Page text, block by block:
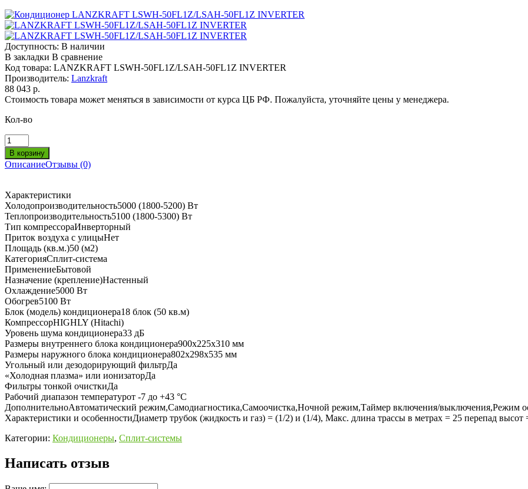
Доступность: В наличии
В закладки В сравнение
Код товара: LANZKRAFT LSWH-50FL1Z/LSAH-50FL1Z INVERTER
Производитель: Lanzkraft
88 043 р.
Стоимость товара может меняться в зависимости от курса ЦБ РФ. Пожалуйста, уточняйте цены у менеджера.
Кол-во
ОписаниеОтзывы (0)
Характеристики
Холодопроизводительность5000 (1800-5200) Вт
Теплопроизводительность5100 (1800-5300) Вт
Тип компрессораИнверторный
Приток воздуха с улицыНет
Площадь (кв.м.)50 (м2)
КатегорияСплит-система
ПрименениеБытовой
Назначение (крепление)Настенный
Охлаждение5000 Вт
Обогрев5100 Вт
Блок (модель) кондиционера18 блок (50 кв.м)
КомпрессорHIGHLY (Hitachi)
Уровень шума кондиционера33 дБ
Размеры внутреннего блока кондиционера900x225x310 мм
Размеры наружного блока кондиционера802x298x535 мм
Угольный или дезодорирующий фильтрДа
«Холодная плазма» или ионизаторДа
Фильтры тонкой очисткиДа
Рабочий диапазон температурот -7 до +43 °C
ДополнительноАвтоматический режим,Самодиагностика,Самоочистка,Ночной режим,Таймер включения/выключения,Режим
Характеристики и особенностиДиаметр трубок (жидкость и газ) = (1/2) и (1/4), Макс. длина трассы в метрах = 25 перепад высот
Категории: Кондиционеры, Сплит-системы
Написать отзыв